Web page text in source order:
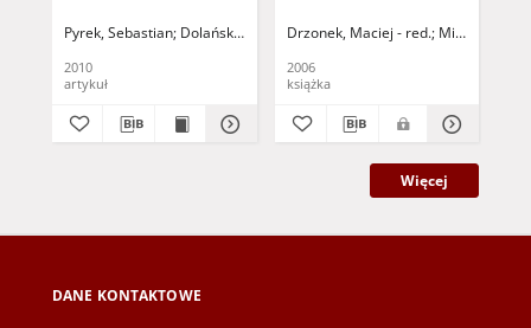
course of the electoral
election of june 4 1989 in
Zielona Góra province
Pyrek, Sebastian Dolański, Dariusz (1966 - ) - red.
2010
artykuł
dysfunkcją wzroku)
Drzonek, Maciej - red. Mieczkowski,
2006
książka
Więcej
DANE KONTAKTOWE